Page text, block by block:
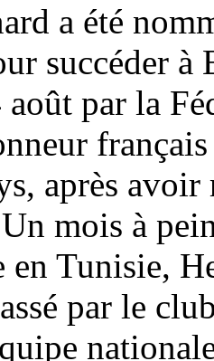
a été
succéder à
août par la
après
mois à
en Tunisie,
par le